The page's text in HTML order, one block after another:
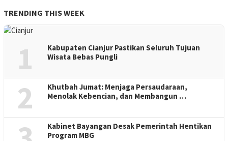
TRENDING THIS WEEK
1
Kabupaten Cianjur Pastikan Seluruh Tujuan
Wisata Bebas Pungli
2
Khutbah Jumat: Menjaga Persaudaraan,
Menolak Kebencian, dan Membangun …
Kabinet Bayangan Desak Pemerintah Hentikan
Program MBG